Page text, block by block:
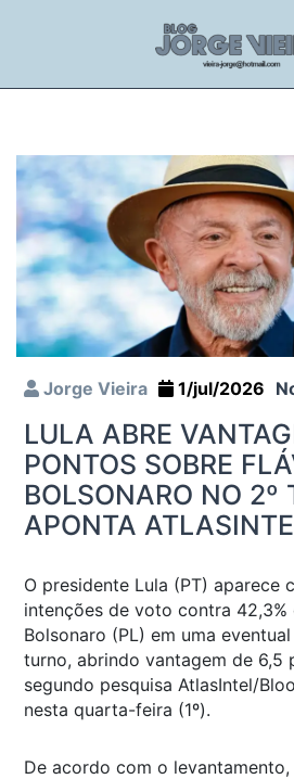
Jorge Vieira 1/jul/2026
LULA ABRE
PONTOS SOBRE
BOLSONARO NO 2º
APONTA
O presidente Lula (PT) aparece
intenções de voto contra 42,3%
Bolsonaro (PL) em uma
turno, abrindo vantagem de 6,5
segundo pesquisa AtlasIntel/
nesta quarta-feira (1º).
De acordo com o